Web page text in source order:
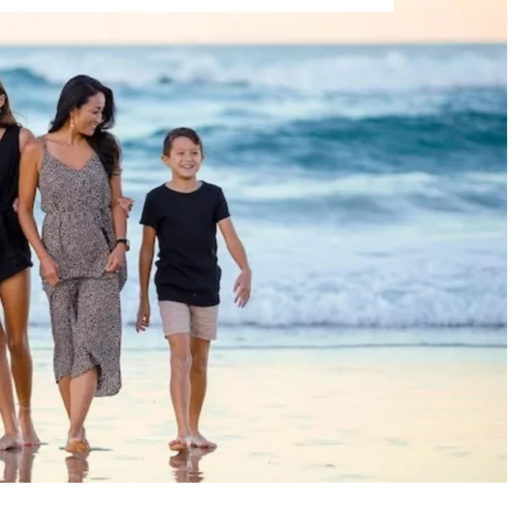
usuarios en este sitio web y para mejorar continuamente el
Si acepta las cookies estadísticas, tenga en cuenta que
tiene una protección legal adecuada).